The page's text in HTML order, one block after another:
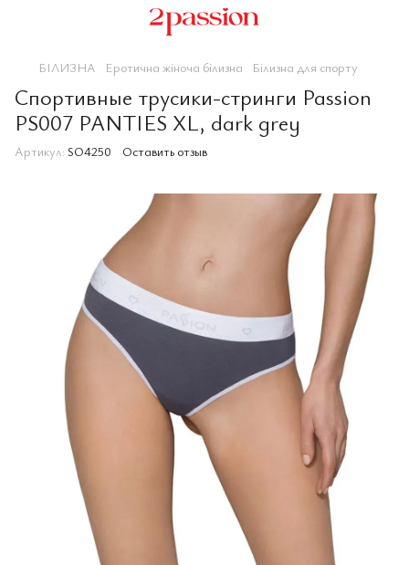
БІЛИЗНА Еротична жіноча білизна Білизна для спорту
Спортивные трусики-стринги Passion
PS007 PANTIES XL, dark grey
Артикул: SO4250 Оставить отзыв